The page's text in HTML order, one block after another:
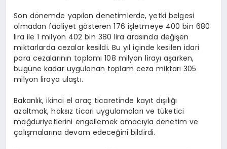
Son dönemde yapılan denetimlerde, yetki belgesi
olmadan faaliyet gösteren 176 işletmeye 400 bin 680
lira ile 1 milyon 402 bin 380 lira arasında değişen
miktarlarda cezalar kesildi. Bu yıl içinde kesilen idari
para cezalarının toplamı 108 milyon lirayı aşarken,
bugüne kadar uygulanan toplam ceza miktarı 305
milyon liraya ulaştı.
Bakanlık, ikinci el araç ticaretinde kayıt dışılığı
azaltmak, haksız ticari uygulamaları ve tüketici
mağduriyetlerini engellemek amacıyla denetim ve
çalışmalarına devam edeceğini bildirdi.